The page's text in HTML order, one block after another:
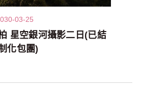
星空銀河攝影二日(已結
化包團)
03-25